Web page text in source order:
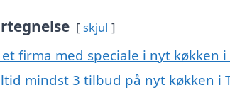
skjul
firma med speciale i nyt køkken
mindst 3 tilbud på nyt køkken i